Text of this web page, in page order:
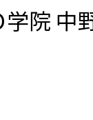
院 中